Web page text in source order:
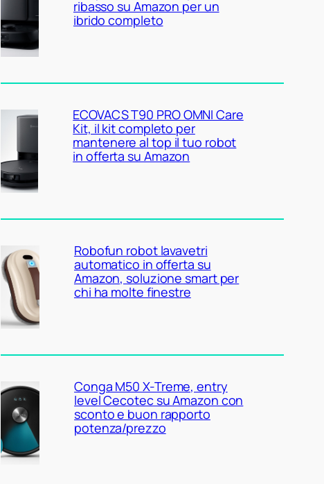
ribasso su Amazon per un
ibrido completo
ECOVACS T90 PRO OMNI Care
Kit, il kit completo per
mantenere al top il tuo robot
in offerta su Amazon
Robofun robot lavavetri
automatico in offerta su
Amazon, soluzione smart per
chi ha molte finestre
Conga M50 X-Treme, entry
level Cecotec su Amazon con
sconto e buon rapporto
potenza/prezzo